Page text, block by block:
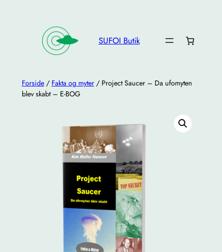
SUFOI Butik
Forside/ Fakta og myter/ Project Saucer – Da ufomyten
blev skabt – E-BOG